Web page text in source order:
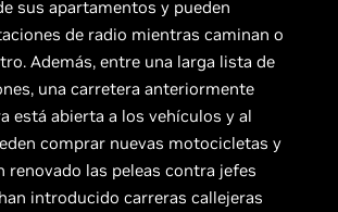
sus apartamentos y pueden
de radio mientras caminan o
Además, entre una larga lista de
una carretera anteriormente
está abierta a los vehículos y al
comprar nuevas motocicletas y
renovado las peleas contra jefes
introducido carreras callejeras